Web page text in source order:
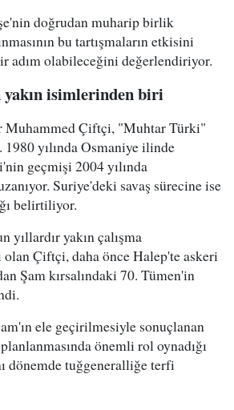
doğrudan muharip birlik
bu tartışmaların etkisini
adım olabileceğini değerlendiriyor.
yakın isimlerinden biri
Muhammed Çiftçi, "Muhtar Türki"
1980 yılında Osmaniye ilinde
geçmişi 2004 yılında
Suriye'deki savaş sürecine ise
belirtiliyor.
yıllardır yakın çalışma
olan Çiftçi, daha önce Halep'te askeri
Şam kırsalındaki 70. Tümen'in
ele geçirilmesiyle sonuçlanan
önemli rol oynadığı
dönemde tuğgeneralliğe terfi